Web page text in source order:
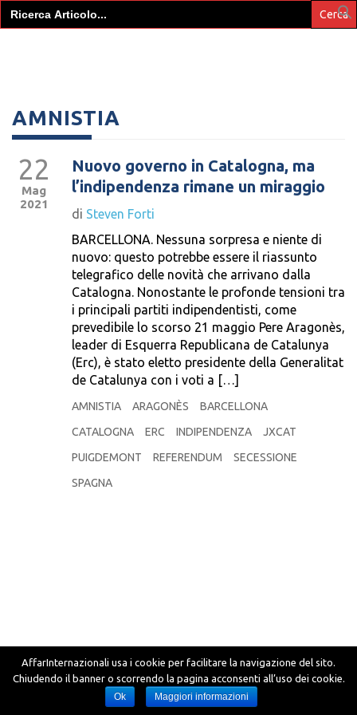
Search
for:
AMNISTIA
22
Mag
2021
Nuovo governo in Catalogna, ma
l’indipendenza rimane un miraggio
di Steven Forti
BARCELLONA. Nessuna sorpresa e niente di
nuovo: questo potrebbe essere il riassunto
telegrafico delle novità che arrivano dalla
Catalogna. Nonostante le profonde tensioni tra
i principali partiti indipendentisti, come
prevedibile lo scorso 21 maggio Pere Aragonès,
leader di Esquerra Republicana de Catalunya
(Erc), è stato eletto presidente della Generalitat
de Catalunya con i voti a […]
AMNISTIA ARAGONÈS
BARCELLONA
CATALOGNA
ERC INDIPENDENZA
JXCAT
PUIGDEMONT
REFERENDUM
SECESSIONE
SPAGNA
AffarInternazionali usa i cookie per facilitare la navigazione del sito.
Chiudendo il banner o scorrendo la pagina acconsenti all’uso dei cookie.
Ok
Maggiori informazioni